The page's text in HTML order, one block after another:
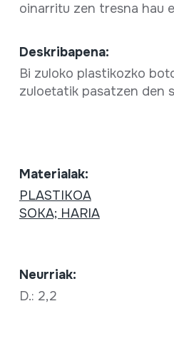
oinarritu zen tresna hau
Deskribapena:
Bi zuloko plastikozko
zuloetatik pasatzen den
Materialak:
PLASTIKOA
SOKA; HARIA
Neurriak:
D.: 2,2